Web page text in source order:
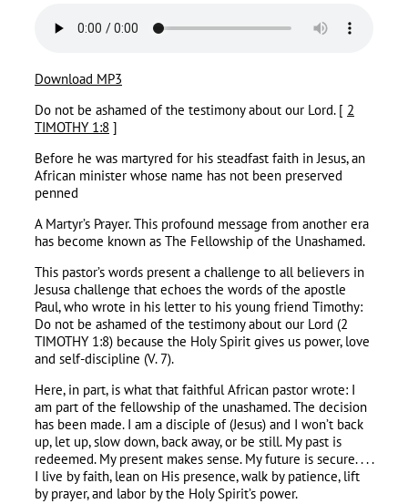
Download MP3
Do not be ashamed of the testimony about our Lord. [ 2
TIMOTHY 1:8 ]
Before he was martyred for his steadfast faith in Jesus, an
African minister whose name has not been preserved
penned
A Martyr’s Prayer. This profound message from another era
has become known as The Fellowship of the Unashamed.
This pastor’s words present a challenge to all believers in
Jesusa challenge that echoes the words of the apostle
Paul, who wrote in his letter to his young friend Timothy:
Do not be ashamed of the testimony about our Lord (2
TIMOTHY 1:8) because the Holy Spirit gives us power, love
and self-discipline (V. 7).
Here, in part, is what that faithful African pastor wrote: I
am part of the fellowship of the unashamed. The decision
has been made. I am a disciple of (Jesus) and I won’t back
up, let up, slow down, back away, or be still. My past is
redeemed. My present makes sense. My future is secure. . . .
I live by faith, lean on His presence, walk by patience, lift
by prayer, and labor by the Holy Spirit’s power.